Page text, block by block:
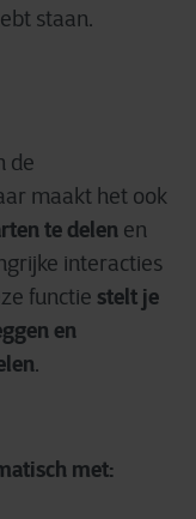
staan.
de
maakt het ook
te delen en
interacties
functie stelt je
en
.
met: